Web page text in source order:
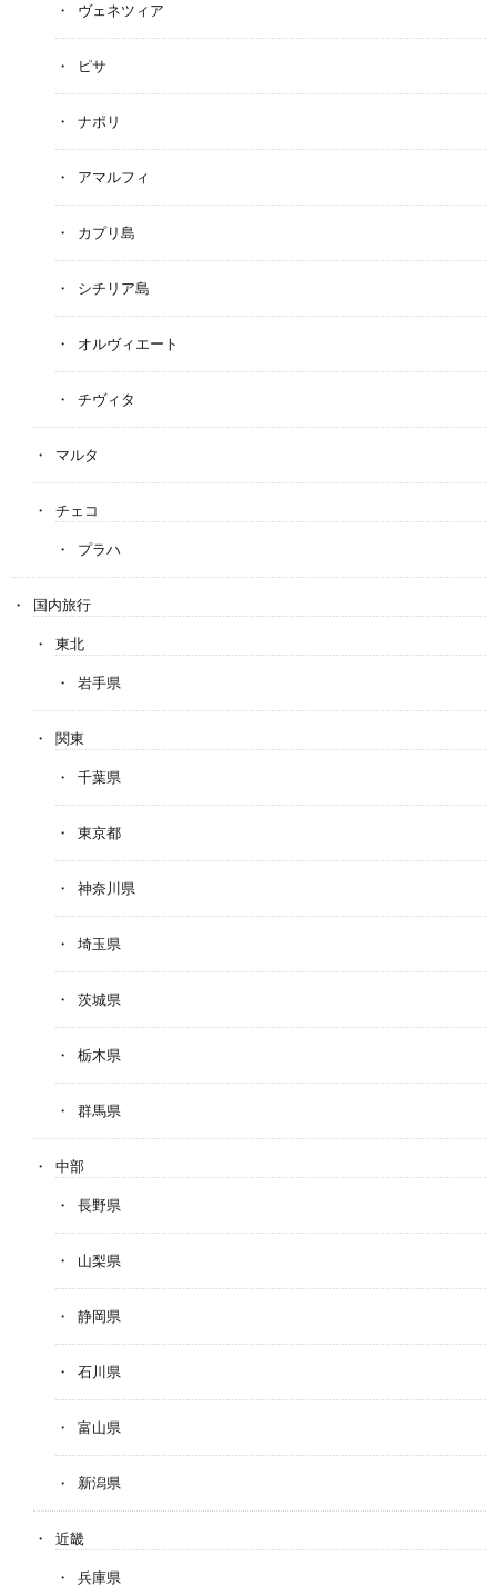
ヴェネツィア
ピサ
ナポリ
アマルフィ
カプリ島
シチリア島
オルヴィエート
チヴィタ
マルタ
チェコ
プラハ
国内旅行
東北
岩手県
関東
千葉県
東京都
神奈川県
埼玉県
茨城県
栃木県
群馬県
中部
長野県
山梨県
静岡県
石川県
富山県
新潟県
近畿
兵庫県